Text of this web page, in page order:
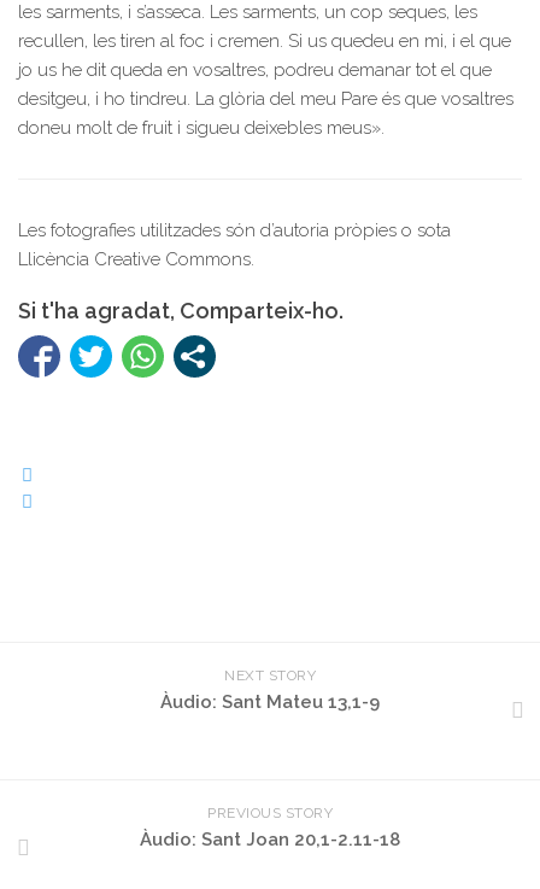
les sarments, i s’asseca. Les sarments, un cop seques, les
recullen, les tiren al foc i cremen. Si us quedeu en mi, i el que
jo us he dit queda en vosaltres, podreu demanar tot el que
desitgeu, i ho tindreu. La glòria del meu Pare és que vosaltres
doneu molt de fruit i sigueu deixebles meus».
Les fotografies utilitzades són d’autoria pròpies o sota
Llicència Creative Commons.
Si t'ha agradat, Comparteix-ho.
NEXT STORY
Àudio: Sant Mateu 13,1-9
PREVIOUS STORY
Àudio: Sant Joan 20,1-2.11-18